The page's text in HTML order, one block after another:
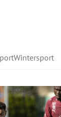
Wintersport